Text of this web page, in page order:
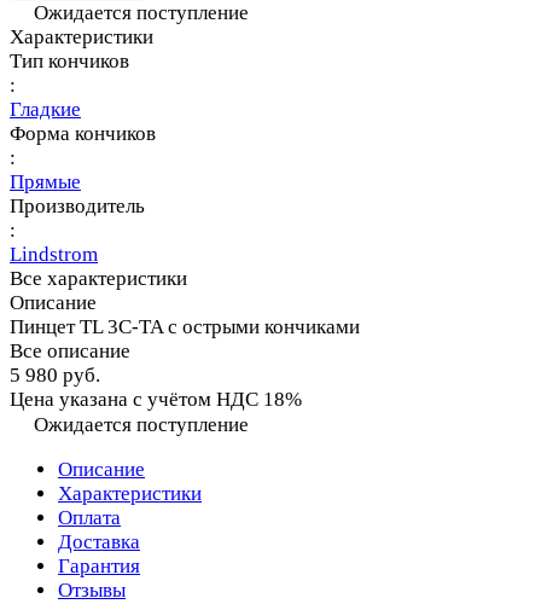
Ожидается поступление
Характеристики
Тип кончиков
:
Гладкие
Форма кончиков
:
Прямые
Производитель
:
Lindstrom
Все характеристики
Описание
Пинцет TL 3C-TA с острыми кончиками
Все описание
5 980 руб.
Цена указана с учётом НДС 18%
Ожидается поступление
Описание
Характеристики
Оплата
Доставка
Гарантия
Отзывы